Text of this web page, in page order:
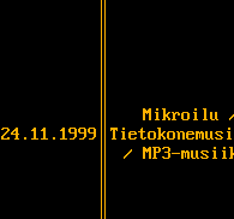
24.11.1999
Mikroilu
/ MP3-